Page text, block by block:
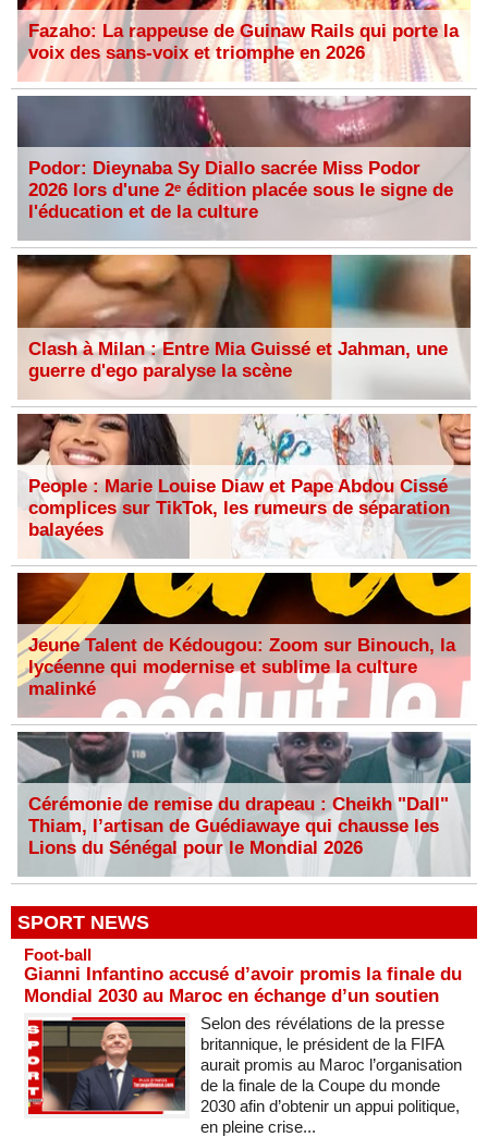
Fazaho: La rappeuse de Guinaw Rails qui porte la
voix des sans-voix et triomphe en 2026
Podor: Dieynaba Sy Diallo sacrée Miss Podor
2026 lors d'une 2ᵉ édition placée sous le signe de
l'éducation et de la culture
Clash à Milan : Entre Mia Guissé et Jahman, une
guerre d'ego paralyse la scène
People : Marie Louise Diaw et Pape Abdou Cissé
complices sur TikTok, les rumeurs de séparation
balayées
Jeune Talent de Kédougou: Zoom sur Binouch, la
lycéenne qui modernise et sublime la culture
malinké
Cérémonie de remise du drapeau : Cheikh "Dall"
Thiam, l’artisan de Guédiawaye qui chausse les
Lions du Sénégal pour le Mondial 2026
SPORT NEWS
Foot-ball
Gianni Infantino accusé d’avoir promis la finale du
Mondial 2030 au Maroc en échange d’un soutien
Selon des révélations de la presse
britannique, le président de la FIFA
aurait promis au Maroc l’organisation
de la finale de la Coupe du monde
2030 afin d’obtenir un appui politique,
en pleine crise...